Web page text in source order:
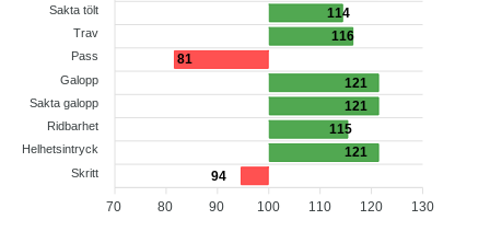
114
116
81
121
121
115
121
94
Sakta tölt
Trav
Pass
Galopp
Sakta galopp
Ridbarhet
Helhetsintryck
Skritt
130
120
110
100
90
80
70